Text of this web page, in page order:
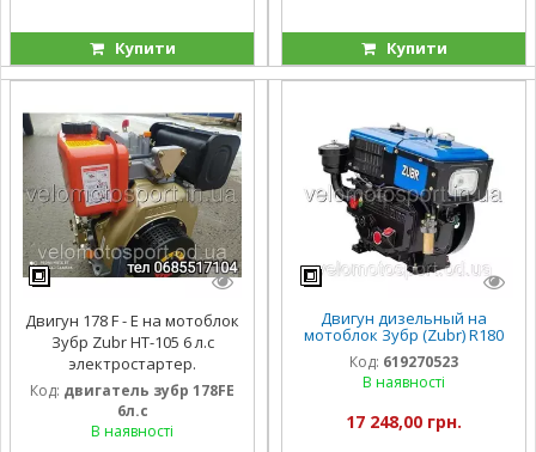
Купити Купити
Двигун 178 F - Е на мотоблок
Зубр Zubr НТ-105 6 л.с
электростартер.
Код: двигатель зубр 178FE
6л.с
В наявності
Двигун дизельный на
мотоблок Зубр (Zubr) R180
ручной стартер ( 8 л.с)
Код: 619270523
В наявності
17 248,00 грн.